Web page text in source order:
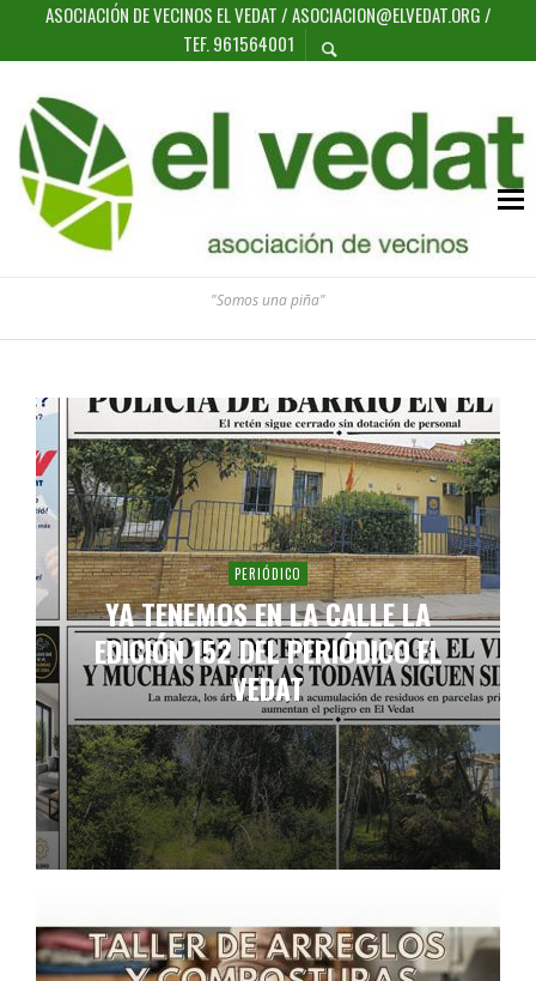
ASOCIACIÓN DE VECINOS EL VEDAT / ASOCIACION@ELVEDAT.ORG /
TEF. 961564001
"Somos una piña"
PERIÓDICO
YA TENEMOS EN LA CALLE LA
EDICIÓN 152 DEL PERIÓDICO EL
VEDAT